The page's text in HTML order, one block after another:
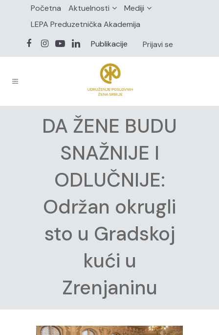
Početna Aktuelnosti
Mediji
LEPA Preduzetnička Akademija
Publikacije
Prijavi se
DA ŽENE BUDU
SNAŽNIJE I
ODLUČNIJE:
Održan okrugli
sto u Gradskoj
kući u
Zrenjaninu